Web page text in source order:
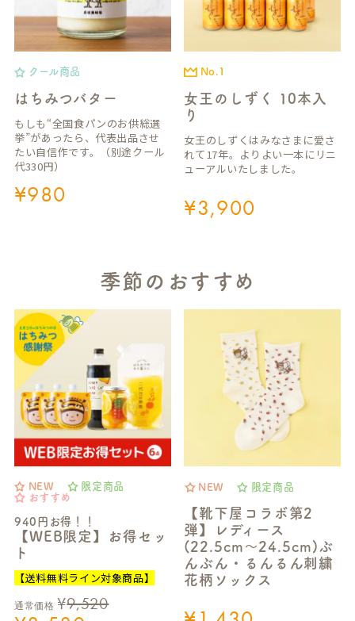
クール商品
はちみつバター
もしも“全国食パンのお供総選
挙”があったら、代表出品させ
たい自信作です。（別途クール
代330円）
¥980
No.1
女王のしずく 10本入
り
女王のしずくはみなさまに愛さ
れて17年。よりよい一本にリニ
ューアルいたしました。
¥3,900
季節のおすすめ
NEW
限定商品
おすすめ
940円お得！！
【WEB限定】お得セッ
ト
【送料無料ライン対象商品】
通常価格 ¥9,520
NEW 限定商品
【靴下屋コラボ第2
弾】レディース
(22.5cm～24.5cm)ぶ
んぶん・るんるん刺繍
花柄ソックス